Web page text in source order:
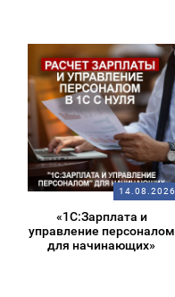
14.08.2026
«1С:Зарплата и
управление персоналом
для начинающих»